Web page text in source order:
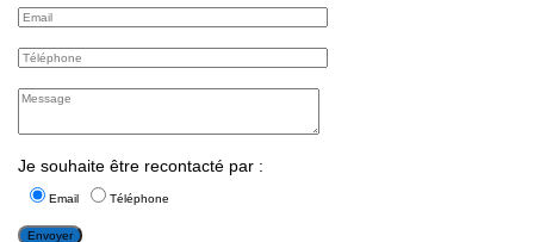
Je souhaite être recontacté par :
Email Téléphone